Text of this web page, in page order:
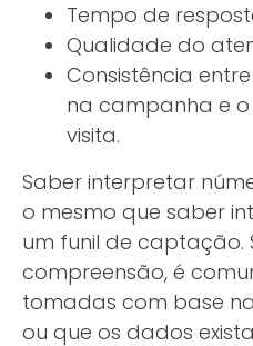
Tempo de
Qualidade do
Consistência
na campanha e
visita.
Saber interpretar
o mesmo que saber
um funil de captação.
compreensão, é
tomadas com base
ou que os dados